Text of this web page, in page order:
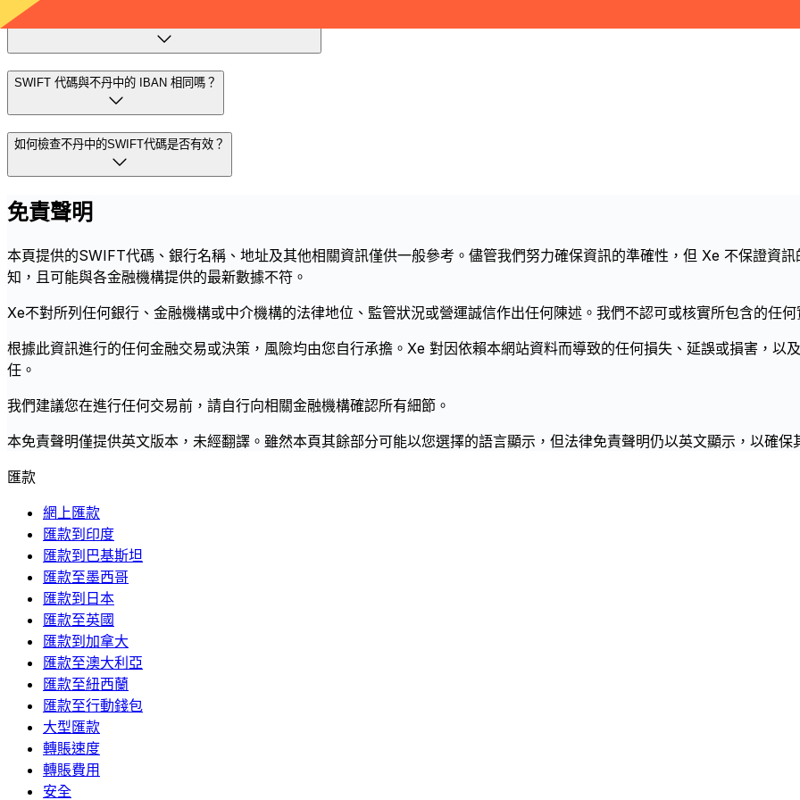
如果我在不丹中使用了錯誤的 Swift 程式碼會發生什麼事？
SWIFT 代碼與不丹中的 IBAN 相同嗎？
如何檢查不丹中的SWIFT代碼是否有效？
免責聲明
本頁提供的SWIFT代碼、銀行名稱、地址及其他相關資訊僅供一般參考。儘管我們努力確保資訊的準確性，但 Xe 不保證資
知，且可能與各金融機構提供的最新數據不符。
Xe不對所列任何銀行、金融機構或中介機構的法律地位、監管狀況或營運誠信作出任何陳述。我們不認可或核實所包含的任
根據此資訊進行的任何金融交易或決策，風險均由您自行承擔。Xe 對因依賴本網站資料而導致的任何損失、延誤或損害，以
任。
我們建議您在進行任何交易前，請自行向相關金融機構確認所有細節。
本免責聲明僅提供英文版本，未經翻譯。雖然本頁其餘部分可能以您選擇的語言顯示，但法律免責聲明仍以英文顯示，以確保
匯款
網上匯款
匯款到印度
匯款到巴基斯坦
匯款至墨西哥
匯款到日本
匯款至英國
匯款到加拿大
匯款至澳大利亞
匯款至紐西蘭
匯款至行動錢包
大型匯款
轉賬速度
轉賬費用
安全